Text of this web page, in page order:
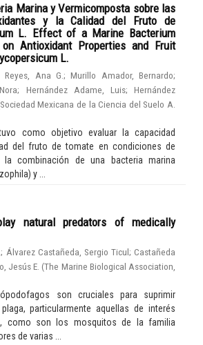
Marina y Vermicomposta sobre las
y la Calidad del Fruto de
L. Effect of a Marine Bacterium
Antioxidant Properties and Fruit
L.
Reyes, Ana G. ;Murillo Amador, Bernardo;
; Hernández Adame, Luis;Hernández
Sociedad Mexicana de la Ciencia del Suelo A.
como objetivo evaluar la capacidad
del fruto de tomate en condiciones de
la combinación de una bacteria marina
y ...
natural predators of medically
; Álvarez Castañeda, Sergio Ticul; Castañeda
Jesús E. (The Marine Biological Association
son cruciales para suprimir
particularmente aquellas de interés
como son los mosquitos de la familia
de varias ...